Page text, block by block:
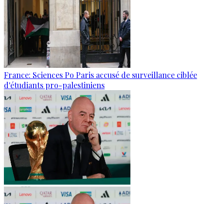
France: Sciences Po Paris accusé de surveillance ciblée
d'étudiants pro-palestiniens